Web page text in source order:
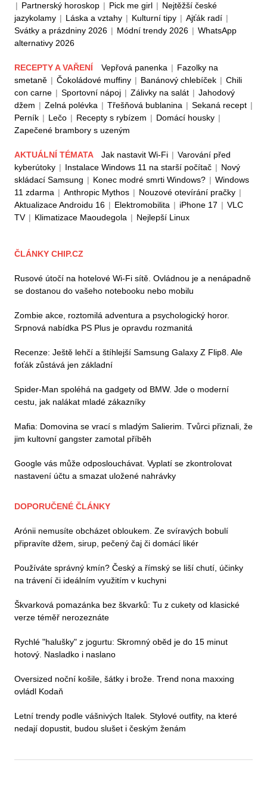
| Partnerský horoskop | Pick me girl | Nejtěžší české
jazykolamy | Láska a vztahy | Kulturní tipy | Ajťák radí |
Svátky a prázdniny 2026 | Módní trendy 2026 | WhatsApp
alternativy 2026
RECEPTY A VAŘENÍ Vepřová panenka | Fazolky na
smetaně | Čokoládové muffiny | Banánový chlebíček | Chili
con carne | Sportovní nápoj | Zálivky na salát | Jahodový
džem | Zelná polévka | Třešňová bublanina | Sekaná recept |
Perník | Lečo | Recepty s rybízem | Domácí housky |
Zapečené brambory s uzeným
AKTUÁLNÍ TÉMATA Jak nastavit Wi-Fi | Varování před
kyberútoky | Instalace Windows 11 na starší počítač | Nový
skládací Samsung | Konec modré smrti Windows? | Windows
11 zdarma | Anthropic Mythos | Nouzové otevírání pračky |
Aktualizace Androidu 16 | Elektromobilita | iPhone 17 | VLC
TV | Klimatizace Maoudegola | Nejlepší Linux
ČLÁNKY CHIP.CZ
Rusové útočí na hotelové Wi-Fi sítě. Ovládnou je a nenápadně
se dostanou do vašeho notebooku nebo mobilu
Zombie akce, roztomilá adventura a psychologický horor.
Srpnová nabídka PS Plus je opravdu rozmanitá
Recenze: Ještě lehčí a štíhlejší Samsung Galaxy Z Flip8. Ale
foťák zůstává jen základní
Spider-Man spoléhá na gadgety od BMW. Jde o moderní
cestu, jak nalákat mladé zákazníky
Mafia: Domovina se vrací s mladým Salierim. Tvůrci přiznali, že
jim kultovní gangster zamotal příběh
Google vás může odposlouchávat. Vyplatí se zkontrolovat
nastavení účtu a smazat uložené nahrávky
DOPORUČENÉ ČLÁNKY
Arónii nemusíte obcházet obloukem. Ze svíravých bobulí
připravíte džem, sirup, pečený čaj či domácí likér
Používáte správný kmín? Český a římský se liší chutí, účinky
na trávení či ideálním využitím v kuchyni
Škvarková pomazánka bez škvarků: Tu z cukety od klasické
verze téměř nerozeznáte
Rychlé "halušky" z jogurtu: Skromný oběd je do 15 minut
hotový. Nasladko i naslano
Oversized noční košile, šátky i brože. Trend nona maxxing
ovládl Kodaň
Letní trendy podle vášnivých Italek. Stylové outfity, na které
nedají dopustit, budou slušet i českým ženám